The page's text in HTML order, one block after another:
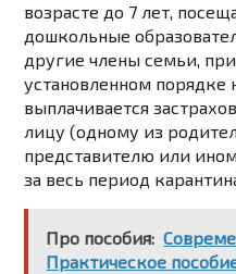
возрасте до 7 лет,
дошкольные
другие члены семьи,
установленном порядке
выплачивается
лицу (одному из
представителю или
за весь период
Про пособия:
Практическое